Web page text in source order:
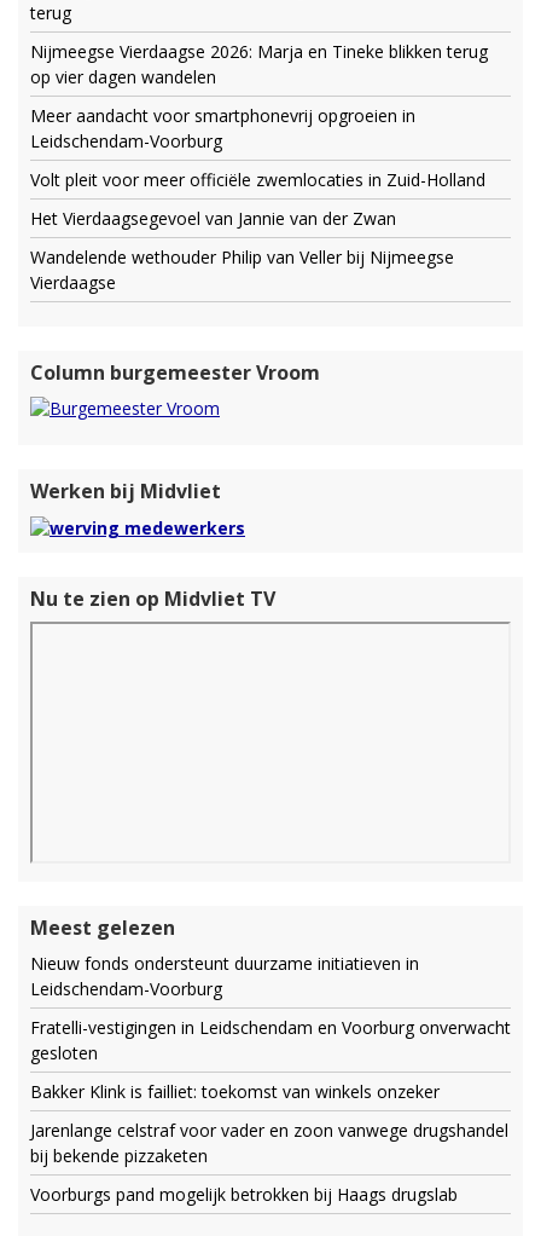
terug
Nijmeegse Vierdaagse 2026: Marja en Tineke blikken terug
op vier dagen wandelen
Meer aandacht voor smartphonevrij opgroeien in
Leidschendam-Voorburg
Volt pleit voor meer officiële zwemlocaties in Zuid-Holland
Het Vierdaagsegevoel van Jannie van der Zwan
Wandelende wethouder Philip van Veller bij Nijmeegse
Vierdaagse
Column burgemeester Vroom
Werken bij Midvliet
Nu te zien op Midvliet TV
Meest gelezen
Nieuw fonds ondersteunt duurzame initiatieven in
Leidschendam-Voorburg
Fratelli-vestigingen in Leidschendam en Voorburg onverwacht
gesloten
Bakker Klink is failliet: toekomst van winkels onzeker
Jarenlange celstraf voor vader en zoon vanwege drugshandel
bij bekende pizzaketen
Voorburgs pand mogelijk betrokken bij Haags drugslab